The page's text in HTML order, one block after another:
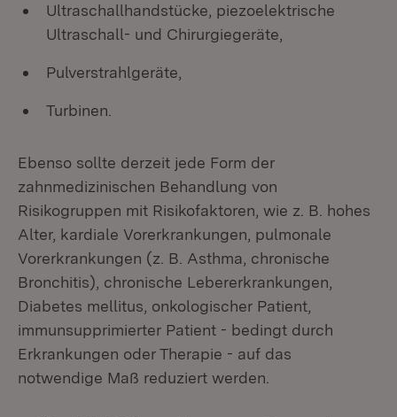
Ultraschallhandstücke, piezoelektrische
Ultraschall- und Chirurgiegeräte,
Pulverstrahlgeräte,
Turbinen.
Ebenso sollte derzeit jede Form der
zahnmedizinischen Behandlung von
Risikogruppen mit Risikofaktoren, wie z. B. hohes
Alter, kardiale Vorerkrankungen, pulmonale
Vorerkrankungen (z. B. Asthma, chronische
Bronchitis), chronische Lebererkrankungen,
Diabetes mellitus, onkologischer Patient,
immunsupprimierter Patient - bedingt durch
Erkrankungen oder Therapie - auf das
notwendige Maß reduziert werden.